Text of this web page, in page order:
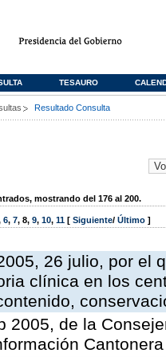
TESAURO
Resultado Consulta
mostrando del 176 al 200.
6, 7, 8, 9, 10, 11 [ Siguiente/ Último ]
26 julio, por el
clínica en los
2005, de la
Cantonera